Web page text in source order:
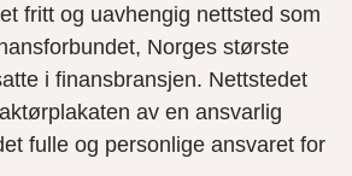
fritt og uavhengig nettsted som
Norges største
i finansbransjen. Nettstedet
av en ansvarlig
fulle og personlige ansvaret for